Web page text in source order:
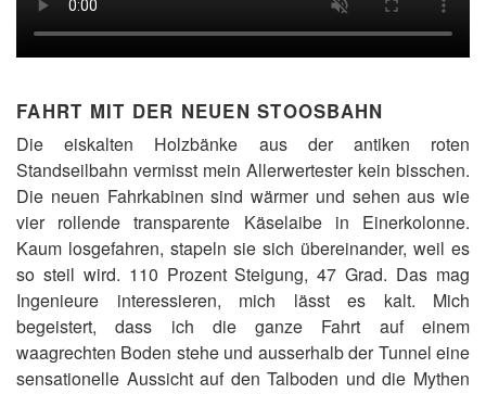
FAHRT MIT DER NEUEN STOOSBAHN
Die eiskalten Holzbänke aus der antiken roten
Standseilbahn vermisst mein Allerwertester kein bisschen.
Die neuen Fahrkabinen sind wärmer und sehen aus wie
vier rollende transparente Käselaibe in Einerkolonne.
Kaum losgefahren, stapeln sie sich übereinander, weil es
so steil wird. 110 Prozent Steigung, 47 Grad. Das mag
Ingenieure interessieren, mich lässt es kalt. Mich
begeistert, dass ich die ganze Fahrt auf einem
waagrechten Boden stehe und ausserhalb der Tunnel eine
sensationelle Aussicht auf den Talboden und die Mythen